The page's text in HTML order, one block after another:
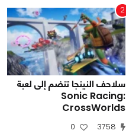
2
سلاحف النينجا تنضم إلى لعبة
Sonic Racing:
CrossWorlds
3758
0